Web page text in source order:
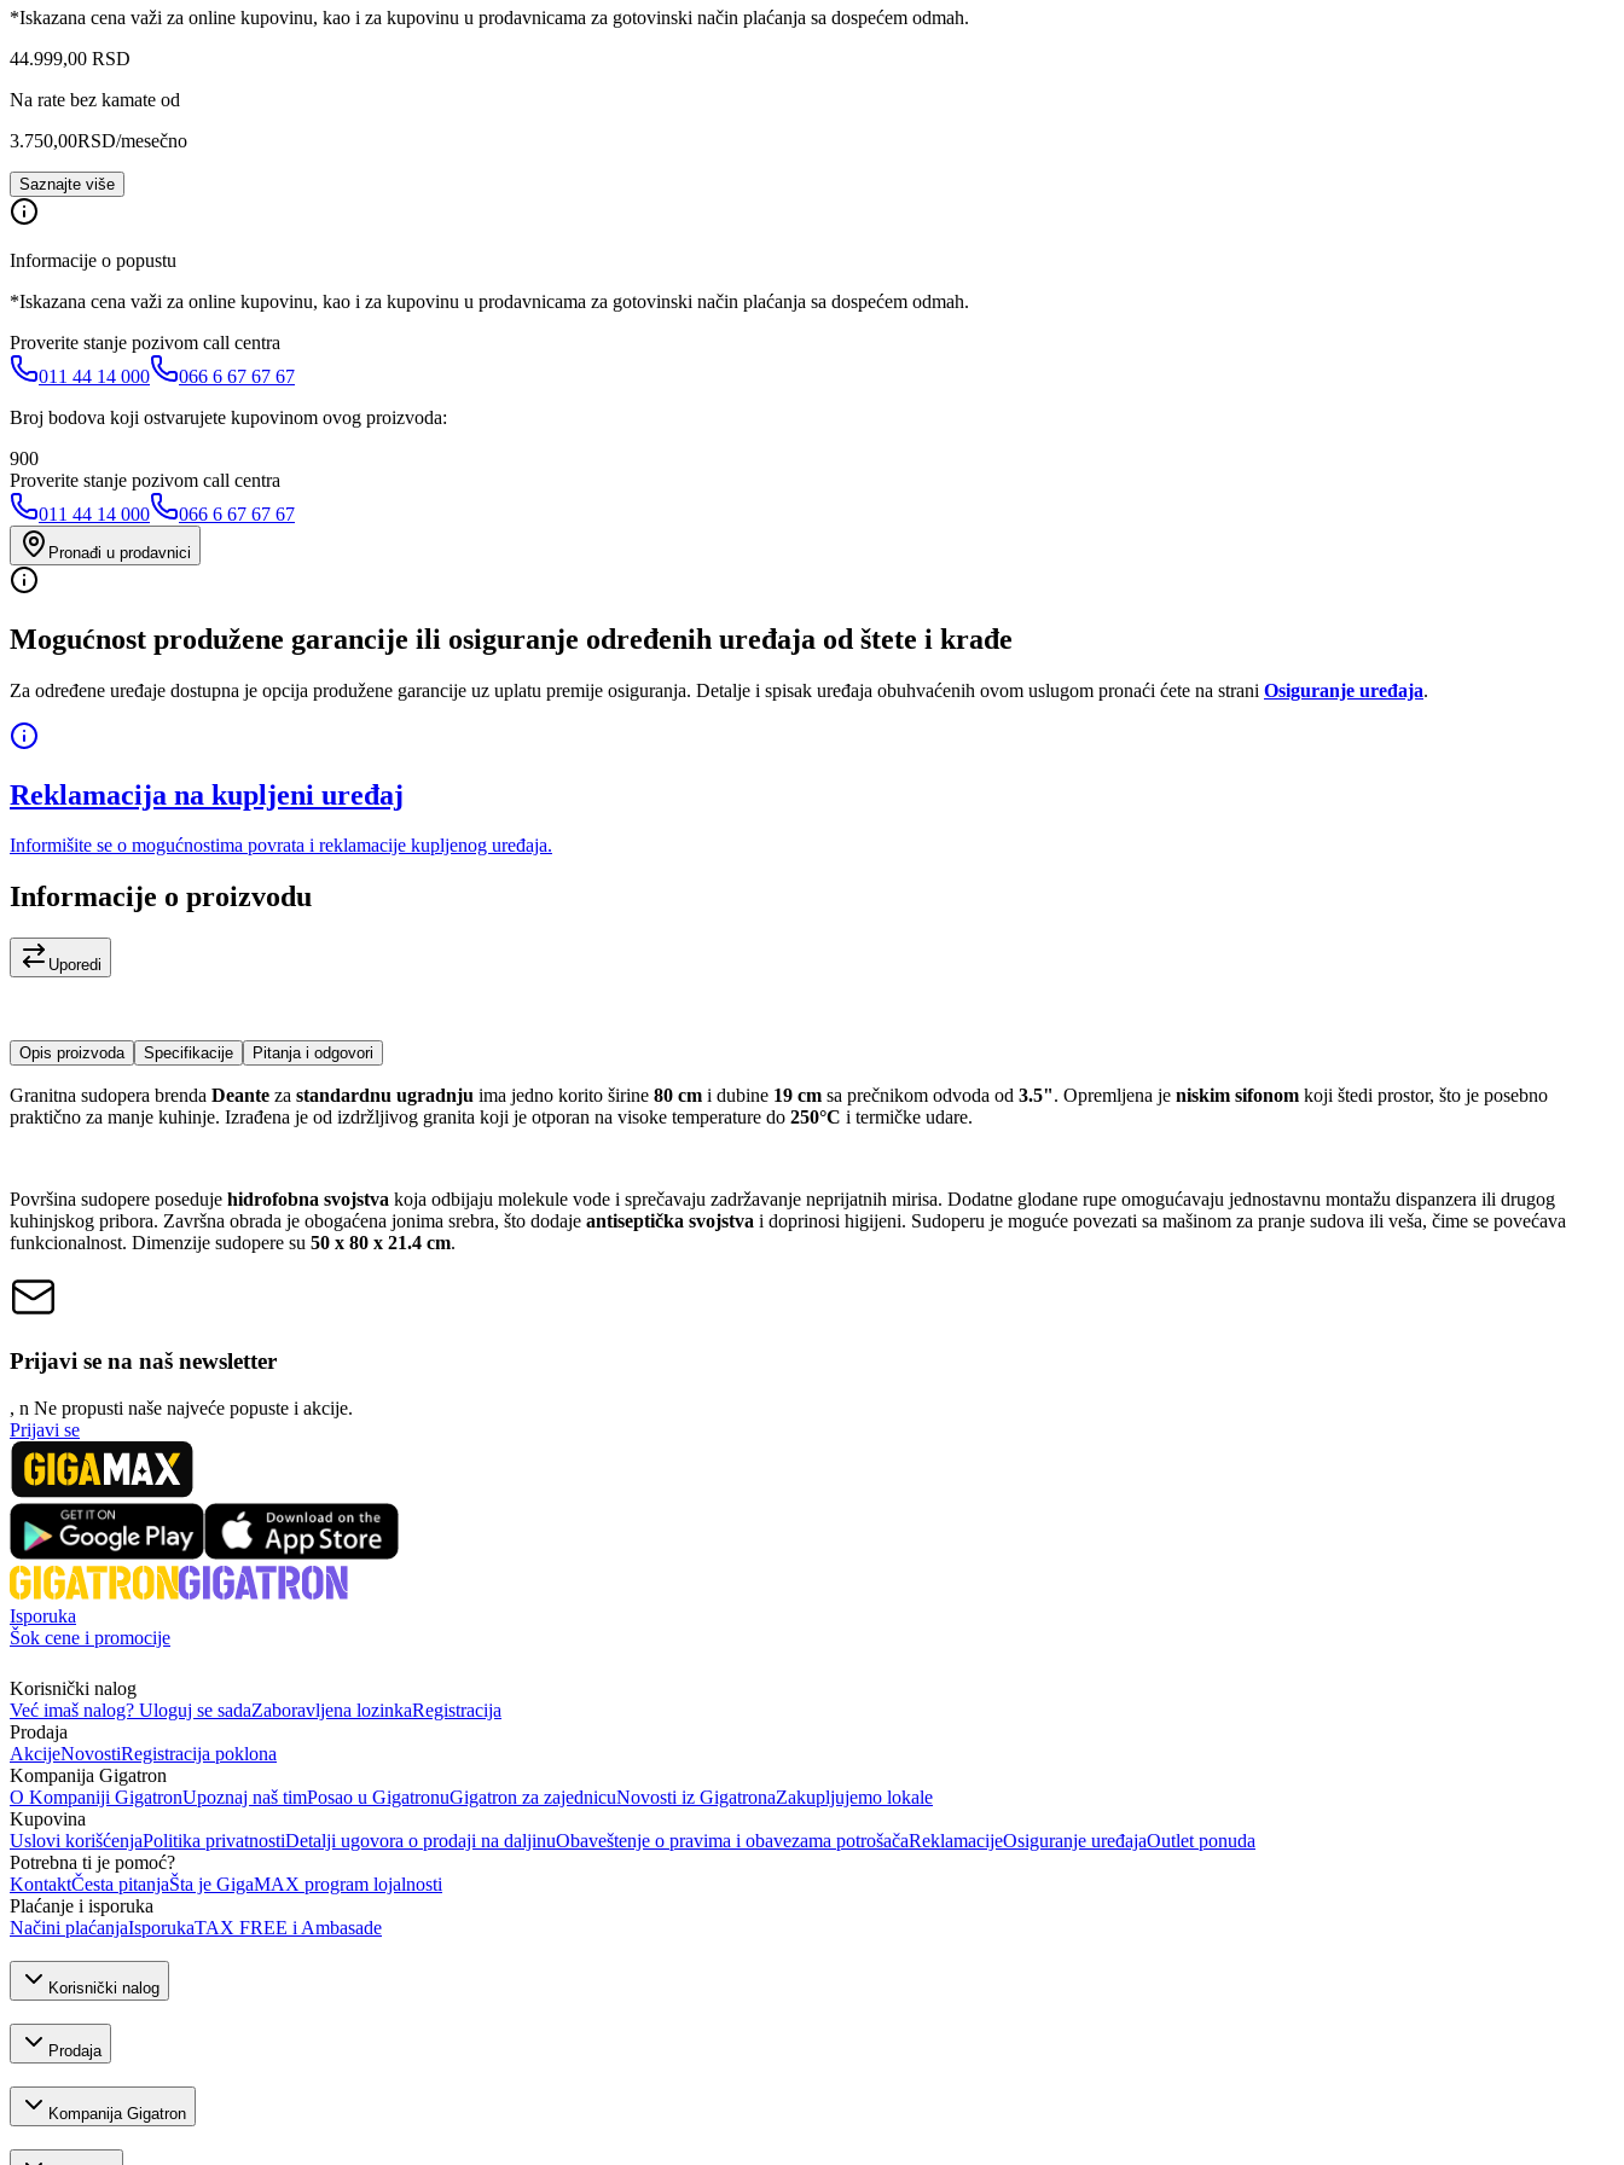
*Iskazana cena važi za online kupovinu, kao i za kupovinu u prodavnicama za gotovinski način plaćanja sa dospećem odmah.
44.999,00 RSD
Na rate bez kamate od
3.750,00RSD/mesečno
Saznajte više
Informacije o popustu
*Iskazana cena važi za online kupovinu, kao i za kupovinu u prodavnicama za gotovinski način plaćanja sa dospećem odmah.
Proverite stanje pozivom call centra
011 44 14 000
066 6 67 67 67
Broj bodova koji ostvarujete kupovinom ovog proizvoda:
900
Proverite stanje pozivom call centra
011 44 14 000
066 6 67 67 67
Pronađi u prodavnici
Mogućnost produžene garancije ili osiguranje određenih uređaja od štete i krađe
Za određene uređaje dostupna je opcija produžene garancije uz uplatu premije osiguranja. Detalje i spisak uređaja obuhvaćenih ovom uslugom pronaći ćete na strani Osiguranje uređaja.
Reklamacija na kupljeni uređaj
Informišite se o mogućnostima povrata i reklamacije kupljenog uređaja.
Informacije o proizvodu
Uporedi
Opis proizvoda Specifikacije Pitanja i odgovori
Granitna sudopera brenda Deante za standardnu ugradnju ima jedno korito širine 80 cm i dubine 19 cm sa prečnikom odvoda od 3.5". Opremljena je niskim sifonom koji štedi prostor, što je posebno
praktično za manje kuhinje. Izrađena je od izdržljivog granita koji je otporan na visoke temperature do 250°C i termičke udare.
Površina sudopere poseduje hidrofobna svojstva koja odbijaju molekule vode i sprečavaju zadržavanje neprijatnih mirisa. Dodatne glodane rupe omogućavaju jednostavnu montažu dispanzera ili drugog
kuhinjskog pribora. Završna obrada je obogaćena jonima srebra, što dodaje antiseptička svojstva i doprinosi higijeni. Sudoperu je moguće povezati sa mašinom za pranje sudova ili veša, čime se povećava
funkcionalnost. Dimenzije sudopere su 50 x 80 x 21.4 cm.
Prijavi se na naš newsletter
, n Ne propusti naše najveće popuste i akcije.
Prijavi se
Isporuka
Šok cene i promocije
Korisnički nalog
Već imaš nalog? Uloguj se sadaZaboravljena lozinkaRegistracija
Prodaja
AkcijeNovostiRegistracija poklona
Kompanija Gigatron
O Kompaniji GigatronUpoznaj naš timPosao u GigatronuGigatron za zajednicuNovosti iz GigatronaZakupljujemo lokale
Kupovina
Uslovi korišćenjaPolitika privatnostiDetalji ugovora o prodaji na daljinuObaveštenje o pravima i obavezama potrošačaReklamacijeOsiguranje uređajaOutlet ponuda
Potrebna ti je pomoć?
KontaktČesta pitanjaŠta je GigaMAX program lojalnosti
Plaćanje i isporuka
Načini plaćanjaIsporukaTAX FREE i Ambasade
Korisnički nalog
Prodaja
Kompanija Gigatron